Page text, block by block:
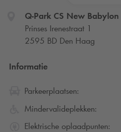
Q-ParkCS New Babylon
Prinses Irenestraat 1
2595 BD Den Haag
Informatie
Parkeerplaatsen:
Mindervalideplekken:
Elektrische oplaadpunten: